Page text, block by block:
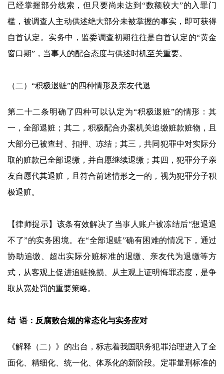
已经掌握部分线索，但只要尚未达到“数额较大”的入罪门
槛，被调查人主动供述绝大部分未被掌握的事实，即可获得
自首认定。实务中，监委调查初期往往是自首认定的“黄金
窗口期”，当事人的配合态度与供述时机至关重要。
（二）“积极退赃”的四种情形及亲友代退
第二十二条明确了四种可以认定为“积极退赃”的情形：其
一，全部退赃；其二，积极配合办案机关追缴赃款赃物，且
大部分已被查封、扣押、冻结；其三，共同犯罪中对实际分
取的赃款已全部退缴，并自愿继续退缴；其四，犯罪分子亲
友自愿代其退赃，且符合前述情形之一的，视为犯罪分子积
极退赃。
【律师提示】该条有效解决了当事人账户被冻结后“想退退
不了”的实务困境。在“全部退赃”确有困难的情况下，通过
协助追缴、超出实际分赃标准的退缴、亲友代为退缴等方
式，从客观上促进追赃挽损、从主观上证明悔罪态度，是争
取从宽处罚的重要策略。
结 语：反腐败合规的常态化与实务应对
《解释（二）》的出台，标志着我国职务犯罪治理进入了全
面化、精细化、统一化、体系化的新阶段。定罪量刑标准的